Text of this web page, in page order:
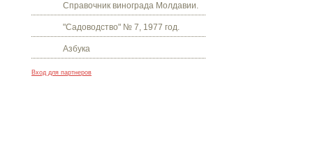
Справочник винограда Молдавии.
"Садоводство" № 7, 1977 год.
Азбука
Вход для партнеров